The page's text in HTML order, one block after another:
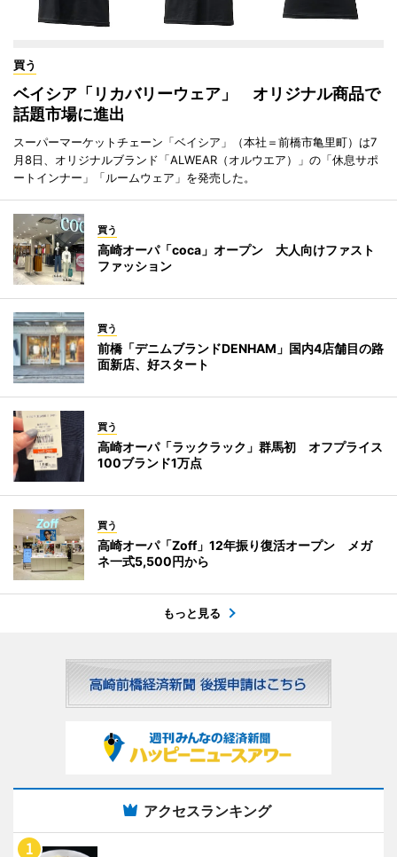
買う
ベイシア「リカバリーウェア」 オリジナル商品で
話題市場に進出
スーパーマーケットチェーン「ベイシア」（本社＝前橋市亀里町）は7
月8日、オリジナルブランド「ALWEAR（オルウエア）」の「休息サポ
ートインナー」「ルームウェア」を発売した。
買う
高崎オーパ「coca」オープン 大人向けファスト
ファッション
買う
前橋「デニムブランドDENHAM」国内4店舗目の路
面新店、好スタート
買う
高崎オーパ「ラックラック」群馬初 オフプライス
100ブランド1万点
買う
高崎オーパ「Zoff」12年振り復活オープン メガ
ネ一式5,500円から
もっと見る
アクセスランキング